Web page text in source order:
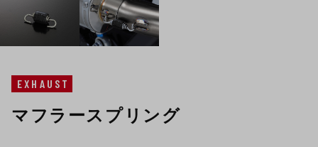
EXHAUST
マフラースプリング